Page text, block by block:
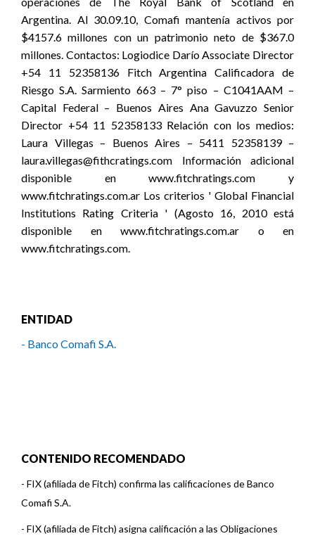
Argentina. Al 30.09.10, Comafi mantenía activos por
$4157.6 millones con un patrimonio neto de $367.0
millones. Contactos: Logiodice Darío Associate Director
+54 11 52358136 Fitch Argentina Calificadora de
Riesgo S.A. Sarmiento 663 – 7° piso – C1041AAM –
Capital Federal – Buenos Aires Ana Gavuzzo Senior
Director +54 11 52358133 Relación con los medios:
Laura Villegas – Buenos Aires – 5411 52358139 –
laura.villegas@fithcratings.com Información adicional
disponible en www.fitchratings.com y
www.fitchratings.com.ar Los criterios ' Global Financial
Institutions Rating Criteria ' (Agosto 16, 2010 está
disponible en www.fitchratings.com.ar o en
www.fitchratings.com.
ENTIDAD
- Banco Comafi S.A.
CONTENIDO RECOMENDADO
- FIX (afiliada de Fitch) confirma las calificaciones de Banco
Comafi S.A.
- FIX (afiliada de Fitch) asigna calificación a las Obligaciones